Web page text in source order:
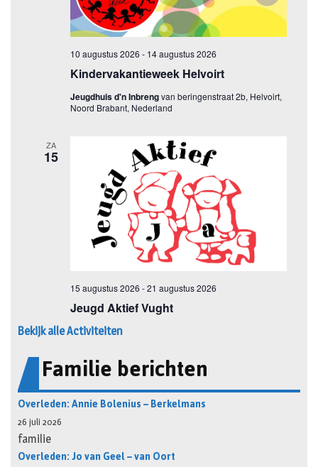
Bekijk alle Activiteiten
Familie berichten
Overleden: Annie Bolenius – Berkelmans
26 juli 2026
familie
Overleden: Jo van Geel – van Oort